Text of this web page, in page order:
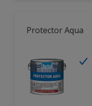
Protector Aqua